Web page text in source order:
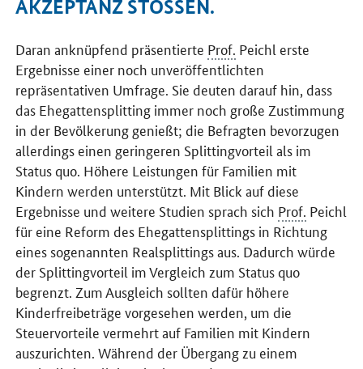
AKZEPTANZ STOSSEN.
Daran anknüpfend präsentierte Prof. Peichl erste
Ergebnisse einer noch unveröffentlichten
repräsentativen Umfrage. Sie deuten darauf hin, dass
das Ehegattensplitting immer noch große Zustimmung
in der Bevölkerung genießt; die Befragten bevorzugen
allerdings einen geringeren Splittingvorteil als im
Status quo. Höhere Leistungen für Familien mit
Kindern werden unterstützt. Mit Blick auf diese
Ergebnisse und weitere Studien sprach sich Prof. Peichl
für eine Reform des Ehegattensplittings in Richtung
eines sogenannten Realsplittings aus. Dadurch würde
der Splittingvorteil im Vergleich zum Status quo
begrenzt. Zum Ausgleich sollten dafür höhere
Kinderfreibeträge vorgesehen werden, um die
Steuervorteile vermehrt auf Familien mit Kindern
auszurichten. Während der Übergang zu einem